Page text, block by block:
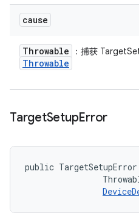
cause
Throwable ：捕获
Throwable
TargetSetupError
public